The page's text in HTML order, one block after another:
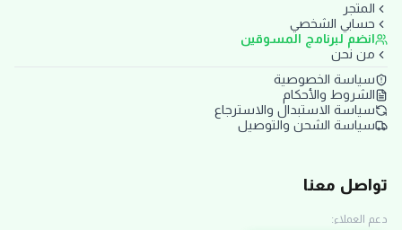
المتجر
حسابي الشخصي
انضم لبرنامج المسوقين
من نحن
سياسة الخصوصية
الشروط والأحكام
سياسة الاستبدال والاسترجاع
سياسة الشحن والتوصيل
تواصل معنا
دعم العملاء: